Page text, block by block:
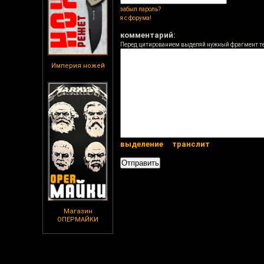
Империя ножей
Магазин
ОПЕРМАЙКИ
забыл пароль?
я с форума!
комментарий:
Перед цитированием выделяй нужный фрагмент
выделение транслит